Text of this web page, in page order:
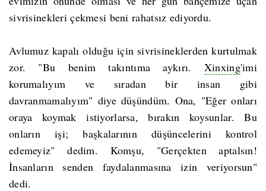
sivrisinekleri çekmesi beni rahatsız ediyordu.
Avlumuz kapalı olduğu için sivrisineklerden kurtulmak
zor. "Bu benim takıntıma aykırı. Xinxing'imi
korumalıyım ve sıradan bir insan gibi
davranmamalıyım" diye düşündüm. Ona, "Eğer onları
oraya koymak istiyorlarsa, bırakın koysunlar. Bu
onların işi; başkalarının düşüncelerini kontrol
edemeyiz" dedim. Komşu, "Gerçekten aptalsın!
İnsanların senden faydalanmasına izin veriyorsun"
dedi.